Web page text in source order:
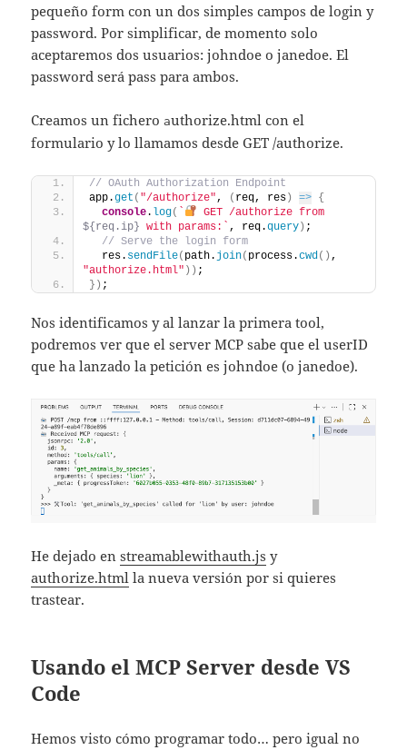
pequeño form con un dos simples campos de login y
password. Por simplificar, de momento solo
aceptaremos dos usuarios: johndoe o janedoe. El
password será pass para ambos.
Creamos un ficheroauthorize.html con el
formulario y lo llamamos desde GET /authorize.
// OAuth Authorization Endpoint
app.get ( "/authorize" , ( req, res) => {
console. log( `
${req.ip} with params:` , req.query) ;
// Serve the login form
  res.
sendFile( path. join( process.cwd ( )
"authorize.html" ) ) ;
} ) ;
Nos identificamos y al lanzar la primera tool,
podremos ver que el server MCP sabe que el userID
que ha lanzado la petición es johndoe (o janedoe).
He dejado enstreamablewithauth.js y
authorize.html la nueva versión por si quieres
trastear.
Usando el MCP Server desde VS
Code
Hemos visto cómo programar todo… pero igual no